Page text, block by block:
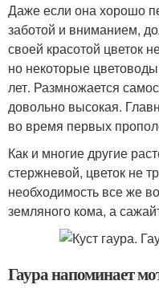
Даже если она хорошо
заботой и вниманием,
своей красотой цветок
но некоторые
лет. Размножается
довольно высокая.
во время первых
Как и многие другие
стержневой, цветок не
необходимость все же
земляного кома, а
Гаура напоминает